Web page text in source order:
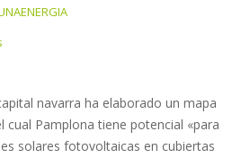
navarra ha elaborado un mapa
cual Pamplona tiene potencial «para
solares fotovoltaicas en cubiertas